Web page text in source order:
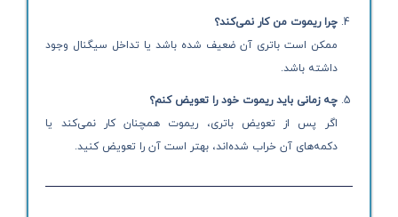
چرا ریموت من کار نمی‌کند؟
ممکن است باتری آن ضعیف شده باشد یا تداخل سیگنال وجود
داشته باشد.
چه زمانی باید ریموت خود را تعویض کنم؟
اگر پس از تعویض باتری، ریموت همچنان کار نمی‌کند یا
دکمه‌های آن خراب شده‌اند، بهتر است آن را تعویض کنید.